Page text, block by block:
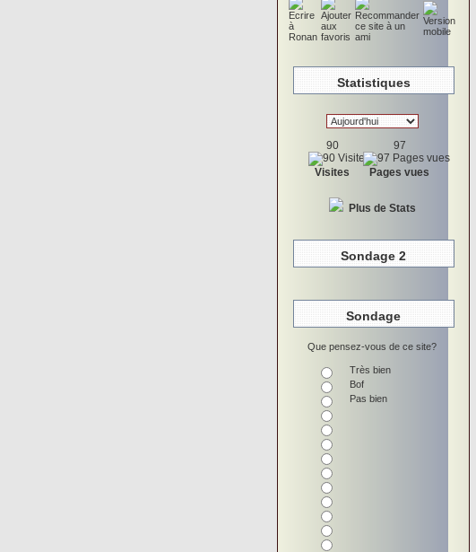
Statistiques
90
Visites
97
Pages vues
Plus de Stats
Sondage 2
Sondage
Que pensez-vous de ce site?
Très bien
Bof
Pas bien